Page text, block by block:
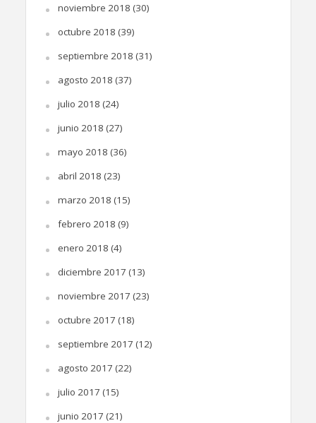
noviembre 2018 (30)
octubre 2018 (39)
septiembre 2018 (31)
agosto 2018 (37)
julio 2018 (24)
junio 2018 (27)
mayo 2018 (36)
abril 2018 (23)
marzo 2018 (15)
febrero 2018 (9)
enero 2018 (4)
diciembre 2017 (13)
noviembre 2017 (23)
octubre 2017 (18)
septiembre 2017 (12)
agosto 2017 (22)
julio 2017 (15)
junio 2017 (21)